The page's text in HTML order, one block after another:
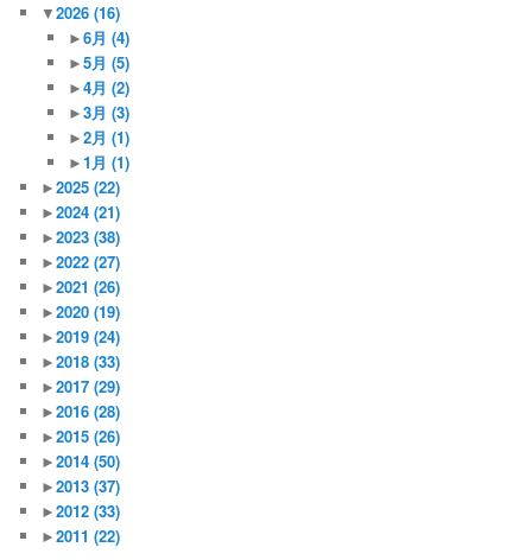
▼2026(16)
►6月 (4)
►5月 (5)
►4月 (2)
►3月 (3)
►2月 (1)
►1月 (1)
►2025(22)
►2024(21)
►2023(38)
►2022(27)
►2021(26)
►2020(19)
►2019(24)
►2018(33)
►2017(29)
►2016(28)
►2015(26)
►2014(50)
►2013(37)
►2012(33)
►2011(22)